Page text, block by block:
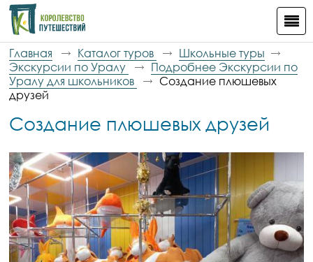
Главная Каталог туров
Школьные туры
Экскурсии по Уралу
Подробнее Экскурсии по
Уралу для школьников
Создание плюшевых
друзей
Создание плюшевых друзей